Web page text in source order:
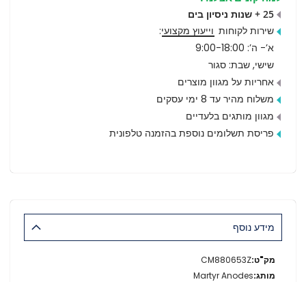
25 + שנות ניסיון בים
שירות לקוחות וייעוץ מקצועי:
א’- ה’: 9:00-18:00
שישי, שבת: סגור
אחריות על מגוון מוצרים
משלוח מהיר עד 8 ימי עסקים
מגוון מותגים בלעדיים
פריסת תשלומים נוספת בהזמנה טלפונית
מידע נוסף
מידע
נוסף
CM880653Z
Martyr Anodes